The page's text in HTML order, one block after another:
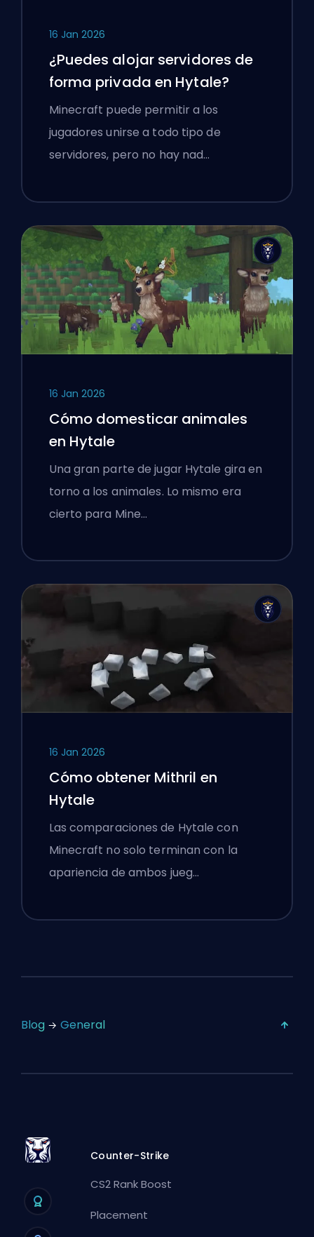
16 Jan 2026
¿Puedes alojar servidores de
forma privada en Hytale?
Minecraft puede permitir a los
jugadores unirse a todo tipo de
servidores, pero no hay nad…
16 Jan 2026
Cómo domesticar animales
en Hytale
Una gran parte de jugar Hytale gira en
torno a los animales. Lo mismo era
cierto para Mine…
16 Jan 2026
Cómo obtener Mithril en
Hytale
Las comparaciones de Hytale con
Minecraft no solo terminan con la
apariencia de ambos jueg…
Blog General
Counter-Strike
CS2 Rank Boost
Placement